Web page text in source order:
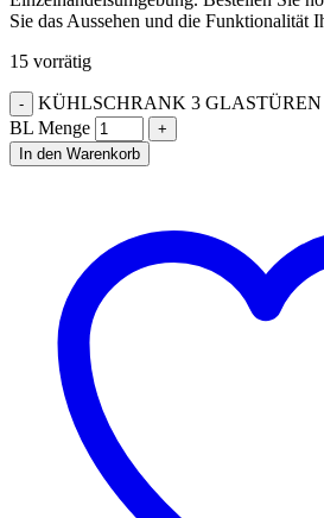
Sie das Aussehen und die Funktionalität
15 vorrätig
KÜHLSCHRANK 3 GLASTÜREN
BL Menge
In den Warenkorb